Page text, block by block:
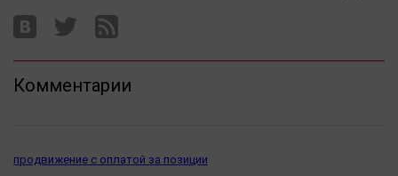
Комментарии
продвижение с оплатой за позиции